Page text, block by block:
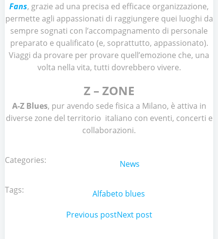
Fans, grazie ad una precisa ed efficace organizzazione,
permette agli appassionati di raggiungere quei luoghi da
sempre sognati con l’accompagnamento di personale
preparato e qualificato (e, soprattutto, appassionato).
Viaggi da provare per provare quell’emozione che, una
volta nella vita, tutti dovrebbero vivere.
Z – ZONE
A-Z Blues, pur avendo sede fisica a Milano, è attiva in
diverse zone del territorio italiano con eventi, concerti e
collaborazioni.
Categories: News
Tags: Alfabeto blues
Post
Previous postPost
Next post